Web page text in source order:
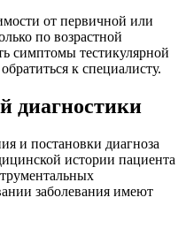
от первичной или
по возрастной
симптомы тестикулярной
к специалисту.
диагностики
и постановки диагноза
истории пациента
заболевания имеют